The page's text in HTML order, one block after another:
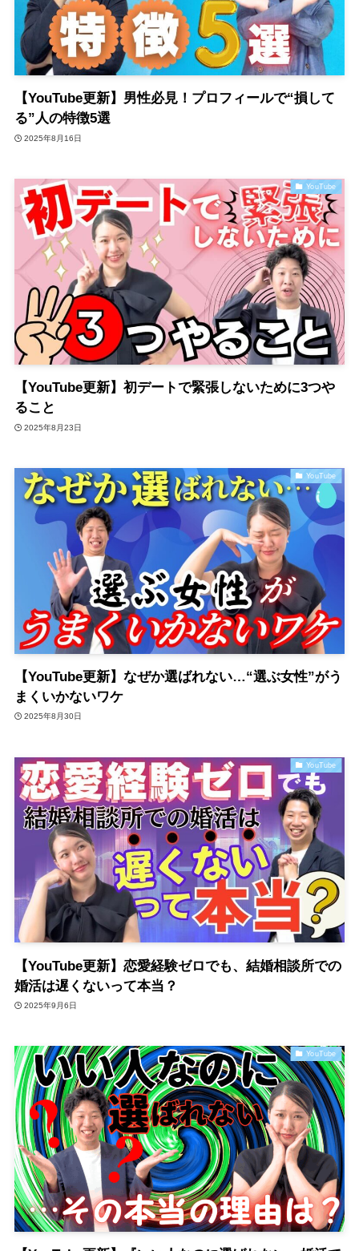
【YouTube更新】男性必見！プロフィールで“損して
る”人の特徴5選
2025年8月16日
YouTube
【YouTube更新】初デートで緊張しないために3つや
ること
2025年8月23日
YouTube
【YouTube更新】なぜか選ばれない…“選ぶ女性”がう
まくいかないワケ
2025年8月30日
YouTube
【YouTube更新】恋愛経験ゼロでも、結婚相談所での
婚活は遅くないって本当？
2025年9月6日
YouTube